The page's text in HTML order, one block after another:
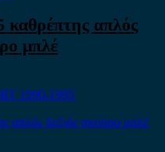
απλός
μπλέ
1990-1995